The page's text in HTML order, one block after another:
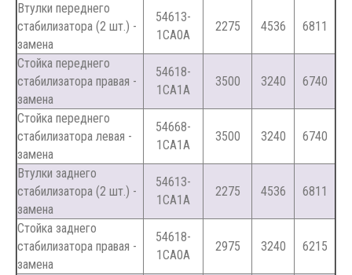
Втулки переднего
стабилизатора (2 шт.) -
замена
54613-
1CA0A
2275 4536 6811
Стойка переднего
стабилизатора правая -
замена
54618-
1CA1A
3500 3240 6740
Стойка переднего
стабилизатора левая -
замена
54668-
1CA1A
3500 3240 6740
Втулки заднего
стабилизатора (2 шт.) -
замена
54613-
1CA1A
2275 4536 6811
Стойка заднего
стабилизатора правая -
замена
54618-
1CA0A
2975 3240 6215